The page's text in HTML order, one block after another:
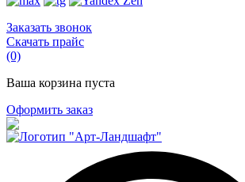
Заказать звонок
Скачать прайс
(0)
Ваша корзина пуста
Оформить заказ